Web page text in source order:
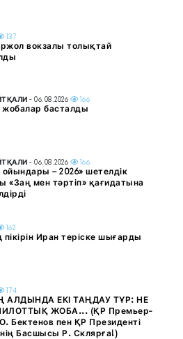
137
вокзалы толықтай
- 06.08.2026 166
басталды
- 06.08.2026 166
– 2026» шетелдік
«Заң мен тәртіп» қағидатына
162
Иран теріске шығарды
174
АЛДЫНДА ЕКІ ТАҢДАУ ТҰР: НЕ
ЖОБА... (ҚР Премьер-
Бектенов пен ҚР Президенті
Басшысы Р. Склярға!)